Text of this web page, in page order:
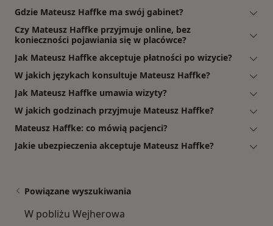
Gdzie Mateusz Haffke ma swój gabinet?
Czy Mateusz Haffke przyjmuje online, bez
konieczności pojawiania się w placówce?
Jak Mateusz Haffke akceptuje płatności po wizycie?
W jakich językach konsultuje Mateusz Haffke?
Jak Mateusz Haffke umawia wizyty?
W jakich godzinach przyjmuje Mateusz Haffke?
Mateusz Haffke: co mówią pacjenci?
Jakie ubezpieczenia akceptuje Mateusz Haffke?
Powiązane wyszukiwania
W pobliżu Wejherowa